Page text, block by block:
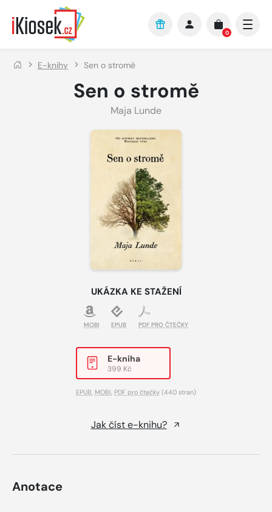
Přejít na hlavní obsah
0
E-knihy Sen o stromě
Sen o stromě
Maja Lunde
UKÁZKA KE STAŽENÍ
MOBI EPUB PDF PRO ČTEČKY
E-kniha
399 Kč
EPUB MOBI PDF pro čtečky (440 stran)
Jak číst e-knihu?
Anotace